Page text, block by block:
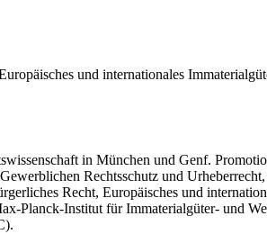
und internationales
in München und Genf.
Rechtsschutz und
Recht, Europäisches und
Planck-Institut für Immaterialgüter- und